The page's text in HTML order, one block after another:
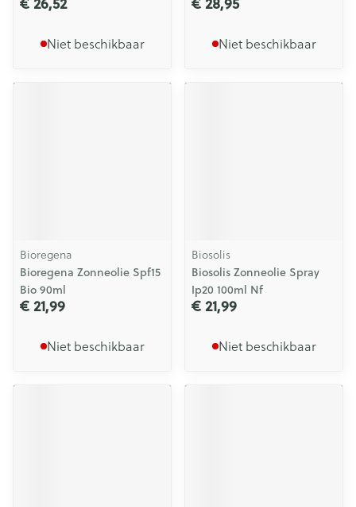
Niet beschikbaar Niet beschikbaar
Bioregena
Bioregena Zonneolie Spf15
Bio 90ml
€ 21,99
Niet beschikbaar
Biosolis
Biosolis Zonneolie Spray
Ip20 100ml Nf
€ 21,99
Niet beschikbaar